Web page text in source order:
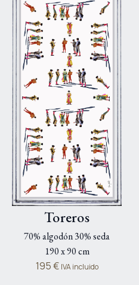
Toreros
70% algodón 30% seda
190 x 90 cm
195€ IVA incluido